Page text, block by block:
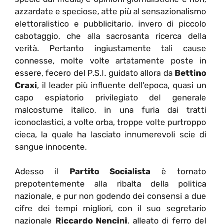
azzardate e speciose, atte più al sensazionalismo
elettoralistico e pubblicitario, invero di piccolo
cabotaggio, che alla sacrosanta ricerca della
verità. Pertanto ingiustamente tali cause
connesse, molte volte artatamente poste in
essere, fecero del P.S.I. guidato allora da Bettino
Craxi, il leader più influente dell’epoca, quasi un
capo espiatorio privilegiato del generale
malcostume italico, in una furia dai tratti
iconoclastici, a volte orba, troppe volte purtroppo
cieca, la quale ha lasciato innumerevoli scie di
sangue innocente.
Adesso il Partito Socialista è tornato
prepotentemente alla ribalta della politica
nazionale, e pur non godendo dei consensi a due
cifre dei tempi migliori, con il suo segretario
nazionale Riccardo Nencini, alleato di ferro del